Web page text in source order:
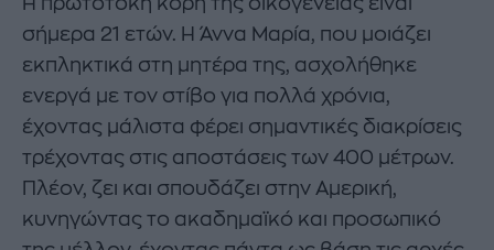
σήμερα 21 ετών. Η Άννα Μαρία, που μοιάζει
εκπληκτικά στη μητέρα της, ασχολήθηκε
ενεργά με τον στίβο για πολλά χρόνια,
έχοντας μάλιστα φέρει σημαντικές διακρίσεις
τρέχοντας στις αποστάσεις των 400 μέτρων.
Πλέον, ζει και σπουδάζει στην Αμερική,
κυνηγώντας το ακαδημαϊκό και προσωπικό